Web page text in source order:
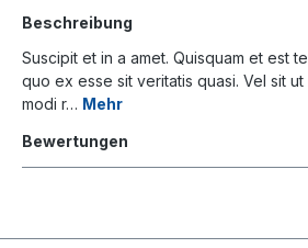
Beschreibung
Suscipit et in a amet. Quisquam et est
quo ex esse sit veritatis quasi. Vel sit
modi r… Mehr
Bewertungen